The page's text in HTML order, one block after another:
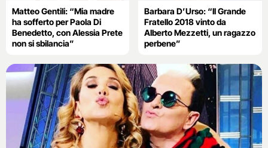
Matteo Gentili: “Mia madre
ha sofferto per Paola Di
Benedetto, con Alessia Prete
non si sbilancia”
Barbara D’Urso: “Il Grande
Fratello 2018 vinto da
Alberto Mezzetti, un ragazzo
perbene”